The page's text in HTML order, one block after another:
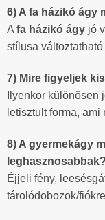
6) A fa házikó ágy
A fa házikó ágy jó
stílusa
7) Mire figyeljek
Ilyenkor
letisztult forma, ami
8) A gyermekágy
leghasznosabbak?
Éjjeli fény,
tárolódobozok/